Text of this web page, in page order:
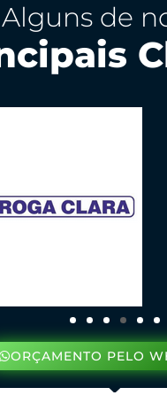
Alguns de
ORÇAMENTO PELO